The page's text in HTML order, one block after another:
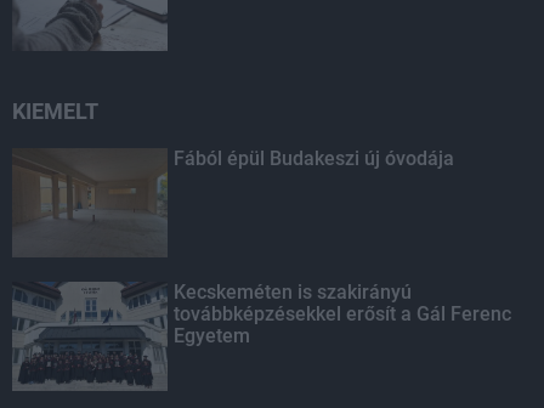
KIEMELT
Fából épül Budakeszi új óvodája
Kecskeméten is szakirányú
továbbképzésekkel erősít a Gál Ferenc
Egyetem